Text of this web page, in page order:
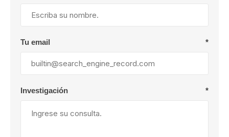
Tu email *
Investigación *